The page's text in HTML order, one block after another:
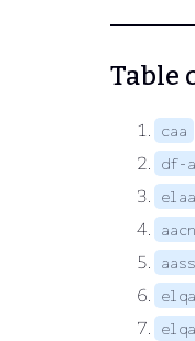
Table
caa
df-
elaa
aacn